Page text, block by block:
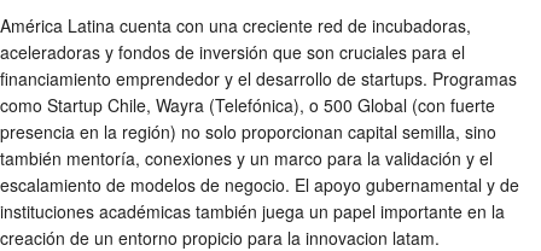
América Latina cuenta con una creciente red de incubadoras,
aceleradoras y fondos de inversión que son cruciales para el
financiamiento emprendedor y el desarrollo de startups. Programas
como Startup Chile, Wayra (Telefónica), o 500 Global (con fuerte
presencia en la región) no solo proporcionan capital semilla, sino
también mentoría, conexiones y un marco para la validación y el
escalamiento de modelos de negocio. El apoyo gubernamental y de
instituciones académicas también juega un papel importante en la
creación de un entorno propicio para la innovacion latam.